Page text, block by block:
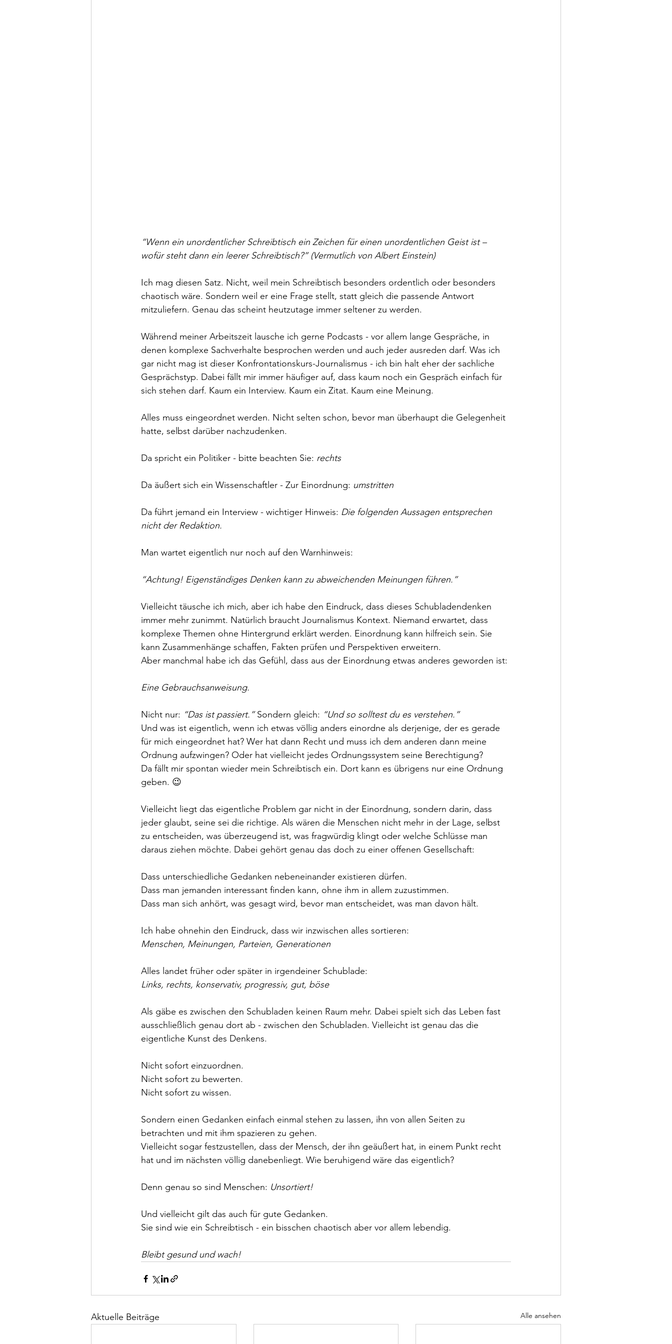
“Wenn ein unordentlicher Schreibtisch ein Zeichen für einen unordentlichen Geist ist –
wofür steht dann ein leerer Schreibtisch?” (Vermutlich von Albert Einstein)
Ich mag diesen Satz. Nicht, weil mein Schreibtisch besonders ordentlich oder besonders
chaotisch wäre. Sondern weil er eine Frage stellt, statt gleich die passende Antwort
mitzuliefern. Genau das scheint heutzutage immer seltener zu werden.
Während meiner Arbeitszeit lausche ich gerne Podcasts - vor allem lange Gespräche, in
denen komplexe Sachverhalte besprochen werden und auch jeder ausreden darf. Was ich
gar nicht mag ist dieser Konfrontationskurs-Journalismus - ich bin halt eher der sachliche
Gesprächstyp. Dabei fällt mir immer häufiger auf, dass kaum noch ein Gespräch einfach für
sich stehen darf. Kaum ein Interview. Kaum ein Zitat. Kaum eine Meinung.
Alles muss eingeordnet werden. Nicht selten schon, bevor man überhaupt die Gelegenheit
hatte, selbst darüber nachzudenken.
Da spricht ein Politiker - bitte beachten Sie: rechts
Da äußert sich ein Wissenschaftler - Zur Einordnung: umstritten
Da führt jemand ein Interview - wichtiger Hinweis: Die folgenden Aussagen entsprechen
nicht der Redaktion.
Man wartet eigentlich nur noch auf den Warnhinweis:
“Achtung! Eigenständiges Denken kann zu abweichenden Meinungen führen.”
Vielleicht täusche ich mich, aber ich habe den Eindruck, dass dieses Schubladendenken
immer mehr zunimmt. Natürlich braucht Journalismus Kontext. Niemand erwartet, dass
komplexe Themen ohne Hintergrund erklärt werden. Einordnung kann hilfreich sein. Sie
kann Zusammenhänge schaffen, Fakten prüfen und Perspektiven erweitern.
Aber manchmal habe ich das Gefühl, dass aus der Einordnung etwas anderes geworden ist:
Eine Gebrauchsanweisung.
Nicht nur: “Das ist passiert.” Sondern gleich: “Und so solltest du es verstehen.”
Und was ist eigentlich, wenn ich etwas völlig anders einordne als derjenige, der es gerade
für mich eingeordnet hat? Wer hat dann Recht und muss ich dem anderen dann meine
Ordnung aufzwingen? Oder hat vielleicht jedes Ordnungssystem seine Berechtigung?
Da fällt mir spontan wieder mein Schreibtisch ein. Dort kann es übrigens nur eine Ordnung
geben. 😉
Vielleicht liegt das eigentliche Problem gar nicht in der Einordnung, sondern darin, dass
jeder glaubt, seine sei die richtige. Als wären die Menschen nicht mehr in der Lage, selbst
zu entscheiden, was überzeugend ist, was fragwürdig klingt oder welche Schlüsse man
daraus ziehen möchte. Dabei gehört genau das doch zu einer offenen Gesellschaft:
Dass unterschiedliche Gedanken nebeneinander existieren dürfen.
Dass man jemanden interessant finden kann, ohne ihm in allem zuzustimmen.
Dass man sich anhört, was gesagt wird, bevor man entscheidet, was man davon hält.
Ich habe ohnehin den Eindruck, dass wir inzwischen alles sortieren:
Menschen, Meinungen, Parteien, Generationen
Alles landet früher oder später in irgendeiner Schublade:
Links, rechts, konservativ, progressiv, gut, böse
Als gäbe es zwischen den Schubladen keinen Raum mehr. Dabei spielt sich das Leben fast
ausschließlich genau dort ab - zwischen den Schubladen. Vielleicht ist genau das die
eigentliche Kunst des Denkens.
Nicht sofort einzuordnen.
Nicht sofort zu bewerten.
Nicht sofort zu wissen.
Sondern einen Gedanken einfach einmal stehen zu lassen, ihn von allen Seiten zu
betrachten und mit ihm spazieren zu gehen.
Vielleicht sogar festzustellen, dass der Mensch, der ihn geäußert hat, in einem Punkt recht
hat und im nächsten völlig danebenliegt. Wie beruhigend wäre das eigentlich?
Denn genau so sind Menschen: Unsortiert!
Und vielleicht gilt das auch für gute Gedanken.
Sie sind wie ein Schreibtisch - ein bisschen chaotisch aber vor allem lebendig.
Bleibt gesund und wach!
Aktuelle Beiträge Alle ansehen